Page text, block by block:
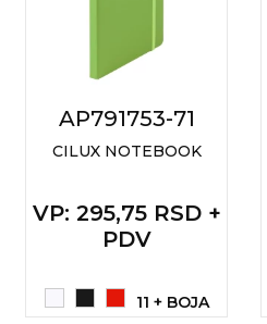
AP791753-71
CILUX NOTEBOOK
VP: 295,75 RSD +
PDV
11 + BOJA